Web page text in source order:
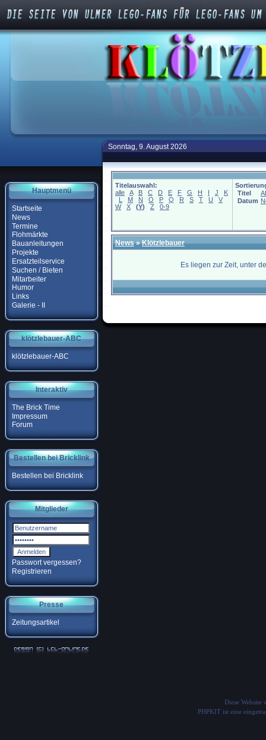
Hauptmenü
Startseite
News
Termine
Flohmärkte
Bauanleitungen
Projekte
Ersatzteilservice
Suchen / Bieten
Mitarbeiter
Humor
Links
Galerie - II
klötzlebauer-ABC
klötzlebauer-ABC
Interaktiv
The Brick Time
Impressum
Forum
Bestellen bei Bricklink
Bestellen bei Bricklink
Mitglieder
Passwort vergessen?
Registrieren
Presse
Zeitungsartikel
Sonntag, 9. August 2026
Titelauswahl:
alle
A B C D E F G H I J
K
L
M N O P Q R S T U
V
W
X (Y) Z 0-9
Titel
Datum
News»Klötzlebauer
Es liegen zur Zeit, unter
Diese Website
PHPKIT ist eine